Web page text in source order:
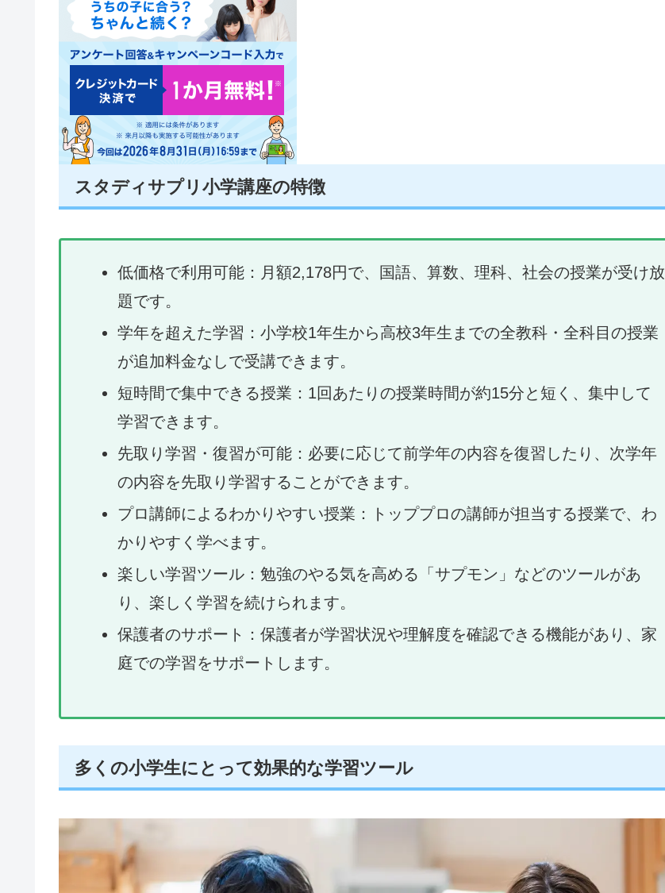
スタディサプリ小学講座の特徴
低価格で利用可能：月額2,178円で、国語、算数、理科、社会の授業が受け放
題です。
学年を超えた学習：小学校1年生から高校3年生までの全教科・全科目の授業
が追加料金なしで受講できます。
短時間で集中できる授業：1回あたりの授業時間が約15分と短く、集中して
学習できます。
先取り学習・復習が可能：必要に応じて前学年の内容を復習したり、次学年
の内容を先取り学習することができます。
プロ講師によるわかりやすい授業：トッププロの講師が担当する授業で、わ
かりやすく学べます。
楽しい学習ツール：勉強のやる気を高める「サプモン」などのツールがあ
り、楽しく学習を続けられます。
保護者のサポート：保護者が学習状況や理解度を確認できる機能があり、家
庭での学習をサポートします。
多くの小学生にとって効果的な学習ツール